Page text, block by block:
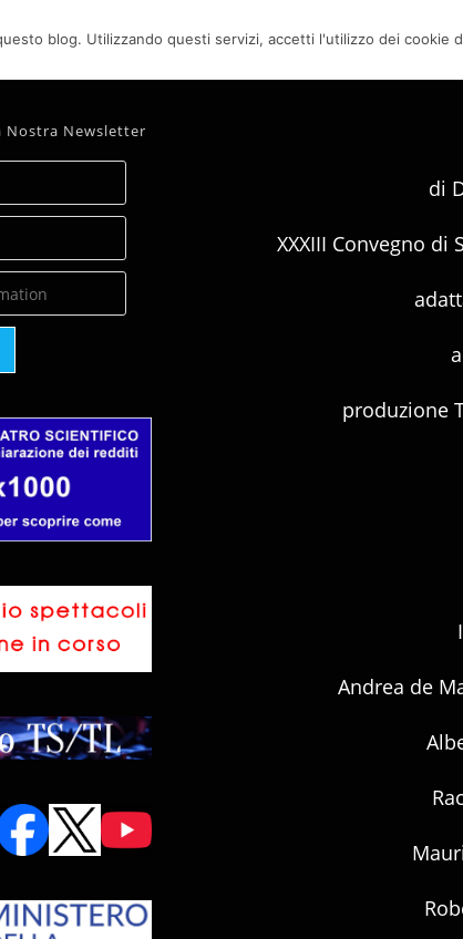
d’Antiochia
di
XXXIII Convegno
produzione
Andrea de
Nostra Newsletter
blog. Utilizzando questi servizi, accetti l'utilizzo dei cookie